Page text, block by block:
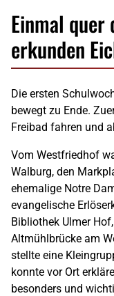
Einmal
erkunden
Die ersten
bewegt zu Ende.
Freibad fahren und
Vom Westfriedhof
Walburg, den
ehemalige Notre
evangelische
Bibliothek Ulmer
Altmühlbrücke am
stellte eine
konnte vor Ort
besonders und